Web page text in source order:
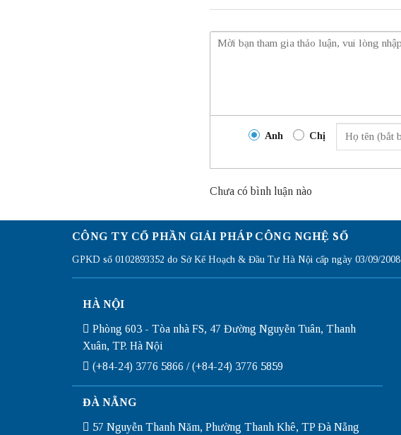
Anh Chị
Chưa có bình luận nào
CÔNG TY CỔ PHẦN GIẢI PHÁP CÔNG NGHỆ SỐ
GPKD số 0102893352 do Sở Kế Hoạch & Đầu Tư Hà Nội cấp ngày 03/09/2008
HÀ NỘI
Phòng 603 - Tòa nhà FS, 47 Đường Nguyễn Tuân, Thanh
Xuân, TP. Hà Nội
(+84-24) 3776 5866 / (+84-24) 3776 5859
ĐÀ NẴNG
57 Nguyễn Thanh Năm, Phường Thanh Khê, TP Đà Nẵng